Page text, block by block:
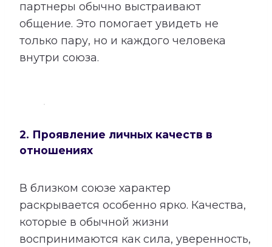
партнеры обычно выстраивают
общение. Это помогает увидеть не
только пару, но и каждого человека
внутри союза.
2. Проявление личных качеств в
отношениях
В близком союзе характер
раскрывается особенно ярко. Качества,
которые в обычной жизни
воспринимаются как сила, уверенность,